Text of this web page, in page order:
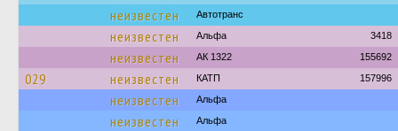
неизвестен Автотранс
неизвестен Альфа 3418
неизвестен АК 1322 155692
029 неизвестен КАТП 157996
неизвестен Альфа
неизвестен Альфа